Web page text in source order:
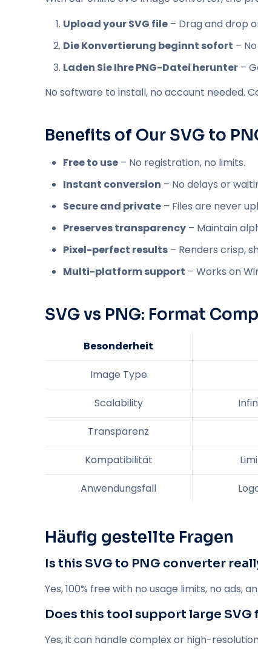
Upload your SVG file – Drag and drop
Die Konvertierung beginnt sofort –
Laden Sie Ihre PNG-Datei herunter –
No software to install, no account needed.
Benefits of Our SVG to
Free to use – No registration, no limits.
Instant conversion – No delays or
Secure and private – Files are never
Preserves transparency – Maintain
Pixel-perfect results – Renders crisp,
Multi-platform support – Works on
SVG vs PNG: Format
Besonderheit
Image Type
Scalability
Transparenz
Kompatibilität
Anwendungsfall
Häufig gestellte Fragen
Is this SVG to PNG converter
Yes, 100% free with no usage limits, no ads,
Does this tool support large SVG
Yes, it can handle complex or high-